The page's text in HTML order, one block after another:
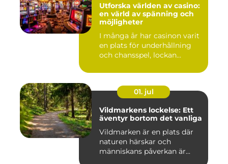
Utforska världen av casino:
en värld av spänning och
möjligheter
I många år har casinon varit
en plats för underhållning
och chansspel, lockan...
01. jul
Vildmarkens lockelse: Ett
äventyr bortom det vanliga
Vildmarken är en plats där
naturen härskar och
människans påverkan är...